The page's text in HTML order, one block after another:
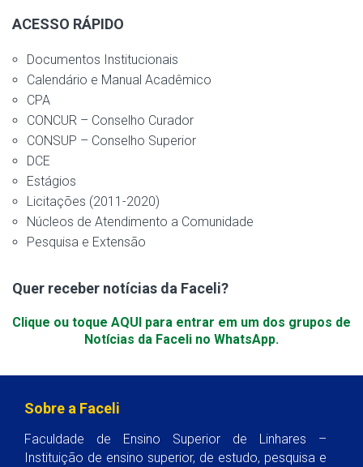
ACESSO RÁPIDO
Documentos Institucionais
Calendário e Manual Acadêmico
CPA
CONCUR – Conselho Curador
CONSUP – Conselho Superior
DCE
Estágios
Licitações (2011-2020)
Núcleos de Atendimento a Comunidade
Pesquisa e Extensão
Quer receber notícias da Faceli?
Clique ou toque AQUI para entrar em um dos grupos de
Notícias da Faceli no WhatsApp.
Sobre a Faceli
Faculdade de Ensino Superior de Linhares –
Instituição de ensino superior, de estudo, pesquisa e